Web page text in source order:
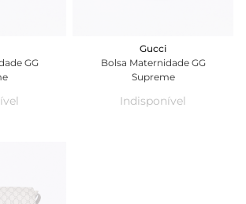
GG
Gucci
Bolsa Maternidade GG
Supreme
Indisponível